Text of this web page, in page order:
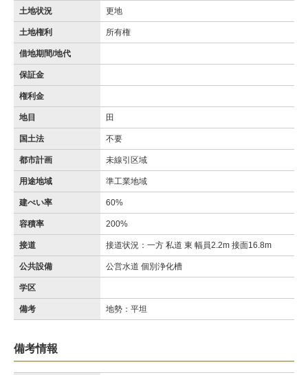
土地状況 更地
土地権利 所有権
借地期間/地代
保証金
権利金
地目 田
国土法 不要
都市計画 未線引区域
用途地域 準工業地域
建ぺい率 60%
容積率 200%
接道 接道状況：一方 私道 東 幅員2.2m 接面16.8m
公共設備 公営水道 個別浄化槽
学区
備考 地勢：平坦
備考情報